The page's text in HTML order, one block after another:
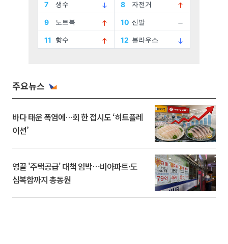
주요뉴스
바다 태운 폭염에…회 한 접시도 ‘히트플레
이션’
영끌 '주택공급' 대책 임박⋯비아파트·도
심복합까지 총동원